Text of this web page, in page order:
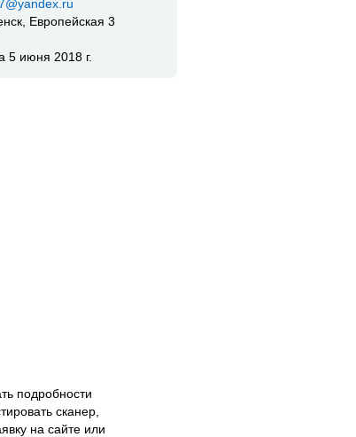
Европейская 3
5 июня 2018 г.
подробности
сканер,
на сайте или